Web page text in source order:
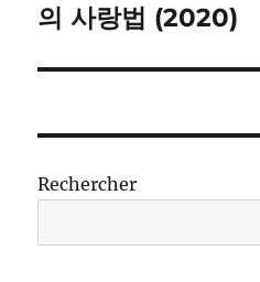
suivante :
의 사랑법 (2020)
Rechercher